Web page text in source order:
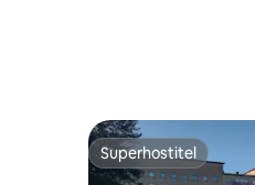
Superhostiteľ
Superhostiteľ